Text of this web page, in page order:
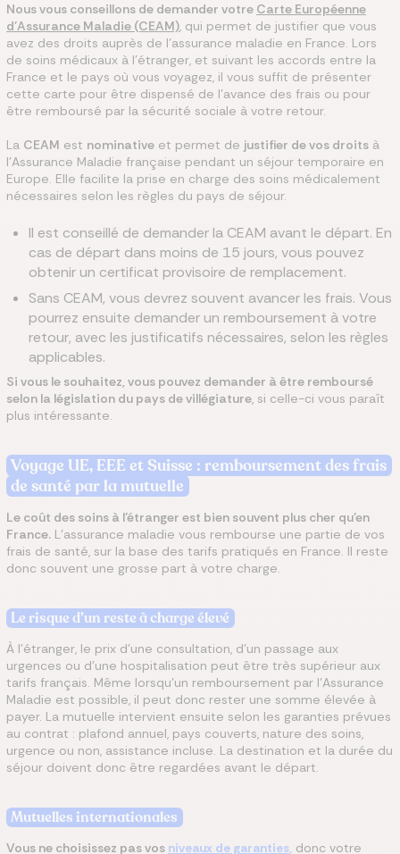
Nous vous conseillons de demander votre Carte Européenne
d’Assurance Maladie (CEAM), qui permet de justifier que vous
avez des droits auprès de l’assurance maladie en France. Lors
de soins médicaux à l’étranger, et suivant les accords entre la
France et le pays où vous voyagez, il vous suffit de présenter
cette carte pour être dispensé de l’avance des frais ou pour
être remboursé par la sécurité sociale à votre retour.
La CEAM est nominative et permet de justifier de vos droits à
l’Assurance Maladie française pendant un séjour temporaire en
Europe. Elle facilite la prise en charge des soins médicalement
nécessaires selon les règles du pays de séjour.
Il est conseillé de demander la CEAM avant le départ. En
cas de départ dans moins de 15 jours, vous pouvez
obtenir un certificat provisoire de remplacement.
Sans CEAM, vous devrez souvent avancer les frais. Vous
pourrez ensuite demander un remboursement à votre
retour, avec les justificatifs nécessaires, selon les règles
applicables.
Si vous le souhaitez, vous pouvez demander à être remboursé
selon la législation du pays de villégiature, si celle-ci vous paraît
plus intéressante.
Voyage UE, EEE et Suisse : remboursement des frais
de santé par la mutuelle
Le coût des soins à l’étranger est bien souvent plus cher qu’en
France. L’assurance maladie vous rembourse une partie de vos
frais de santé, sur la base des tarifs pratiqués en France. Il reste
donc souvent une grosse part à votre charge.
Le risque d’un reste à charge élevé
À l’étranger, le prix d’une consultation, d’un passage aux
urgences ou d’une hospitalisation peut être très supérieur aux
tarifs français. Même lorsqu’un remboursement par l’Assurance
Maladie est possible, il peut donc rester une somme élevée à
payer. La mutuelle intervient ensuite selon les garanties prévues
au contrat : plafond annuel, pays couverts, nature des soins,
urgence ou non, assistance incluse. La destination et la durée du
séjour doivent donc être regardées avant le départ.
Mutuelles internationales
Vous ne choisissez pas vos niveaux de garanties, donc votre